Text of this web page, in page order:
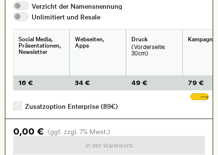
Verzicht der Namensnennung
Unlimitiert und Resale
Social Media,
Präsentationen,
Newsletter
16 €
Webseiten,
Apps
34 €
Druck
(Vorderseite:
30cm)
49 € 79 €
Zusatzoption Enterprise (89€)
0,00 € (ggf. zzgl. 7% Mwst.)
In den Warenkorb